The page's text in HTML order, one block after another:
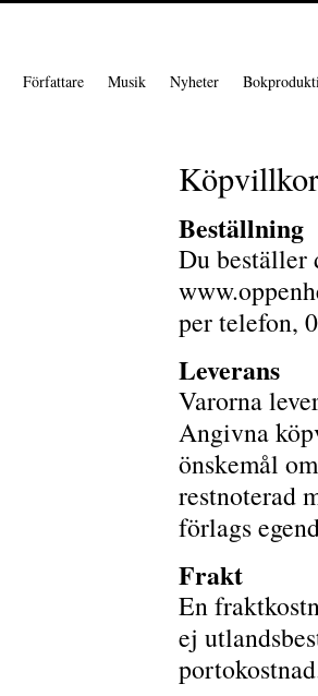
Författare Musik Nyheter
Köpvillkor
Beställning
Du beställer
per telefon,
Leverans
Varorna
Angivna
önskemål
restnoterad
förlags
Frakt
En
ej